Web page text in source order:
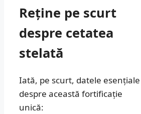
Reține pe scurt
despre cetatea
stelată
Iată, pe scurt, datele esențiale
despre această fortificație
unică: